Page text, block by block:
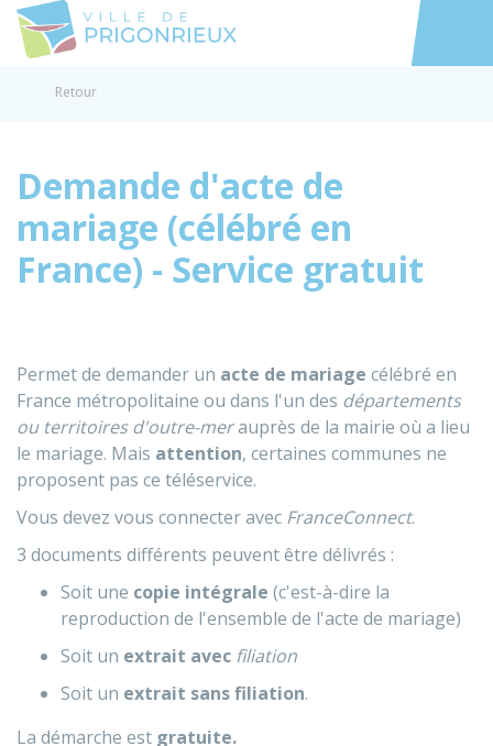
Accéder
Retour
Demande d'acte de
mariage (célébré en
France) - Service gratuit
Permet de demander un acte de mariage célébré en
France métropolitaine ou dans l'un des départements
ou territoires d'outre-merauprès de la mairie où a lieu
le mariage. Mais attention, certaines communes ne
proposent pas ce téléservice.
Vous devez vous connecter avec FranceConnect.
3 documents différents peuvent être délivrés :
Soit une copie intégrale (c'est-à-dire la
reproduction de l'ensemble de l'acte de mariage)
Soit un extrait avec filiation
Soit un extrait sans filiation.
La démarche est gratuite.